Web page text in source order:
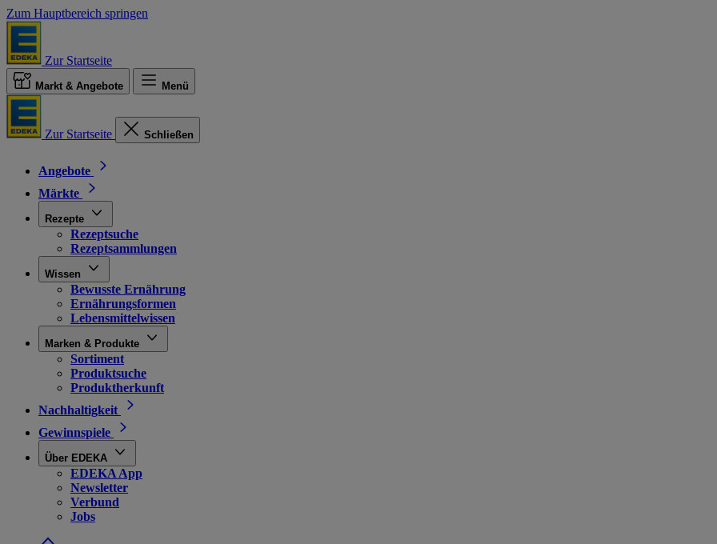
Zum Hauptbereich springen
Zur Startseite
Markt & Angebote Menü
Zur Startseite Schließen
Angebote
Märkte
Rezepte
Rezeptsuche
Rezeptsammlungen
Wissen
Bewusste Ernährung
Ernährungsformen
Lebensmittelwissen
Marken & Produkte
Sortiment
Produktsuche
Produktherkunft
Nachhaltigkeit
Gewinnspiele
Über EDEKA
EDEKA App
Newsletter
Verbund
Jobs